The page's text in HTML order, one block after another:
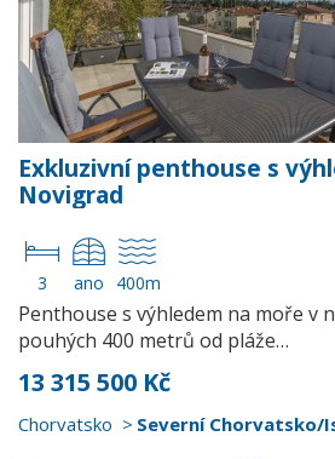
Exkluzivní penthouse s
Novigrad
3 ano 400m
Penthouse s výhledem na moře v
pouhých 400 metrů od pláže…
13 315 500 Kč
Chorvatsko Severní Chorvatsko/